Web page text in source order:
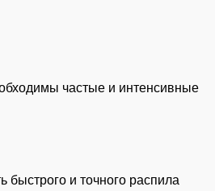
частые и интенсивные
и точного распила